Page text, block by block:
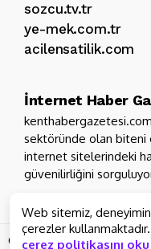
sozcu.tv.tr
ye-mek.com.tr
acilensatilik.com
İnternet Haber
sektöründe olan biteni
internet sitelerindeki
güvenilirliğini
Copyright 2026 - Tüm
Web sitemiz,
çerezler
çerez politikasını oku